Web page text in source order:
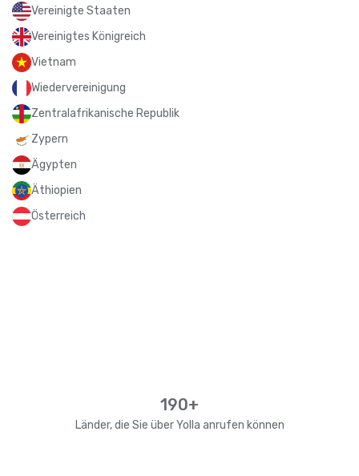
Vereinigte Staaten
Vereinigtes Königreich
Vietnam
Wiedervereinigung
Zentralafrikanische Republik
Zypern
Ägypten
Äthiopien
Österreich
190+
Länder, die Sie über Yolla anrufen können